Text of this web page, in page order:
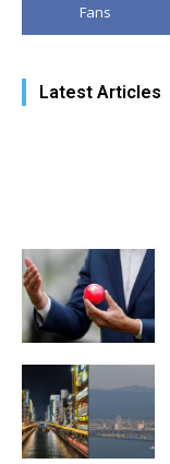
Fans
Latest Articles